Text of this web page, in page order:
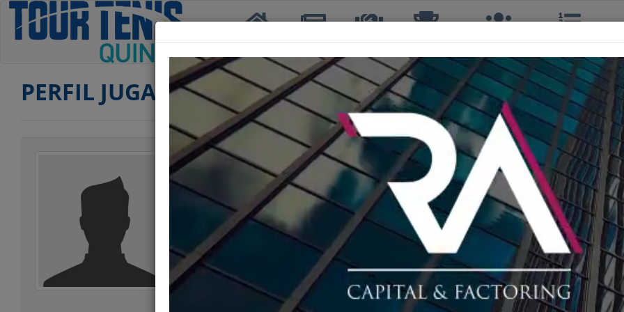
Inicio Noticias TTQ Torneos Interclubes Ranking
PERFIL JUGADOR
Jugador
GUSTAVO SCHELE CIENFUEGOS
Categoría
4º, 4ºS, 4º DOBLES
48 años
Club
TOUR TENIS QUINTA
Ranking SENIOR CUARTA
315º
Ranking DOBLES C
204º
Ranking DOBLES CUARTA
203º
Estatura
Sin Info
Peso
Sin Info
Estilo Juego
Sin Info